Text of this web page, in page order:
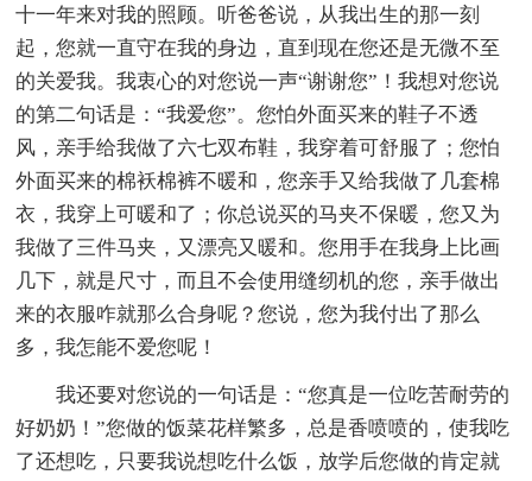
十一年来对我的照顾。听爸爸说，从我出生的那一刻
起，您就一直守在我的身边，直到现在您还是无微不至
的关爱我。我衷心的对您说一声“谢谢您”！我想对您说
的第二句话是：“我爱您”。您怕外面买来的鞋子不透
风，亲手给我做了六七双布鞋，我穿着可舒服了；您怕
外面买来的棉袄棉裤不暖和，您亲手又给我做了几套棉
衣，我穿上可暖和了；你总说买的马夹不保暖，您又为
我做了三件马夹，又漂亮又暖和。您用手在我身上比画
几下，就是尺寸，而且不会使用缝纫机的您，亲手做出
来的衣服咋就那么合身呢？您说，您为我付出了那么
多，我怎能不爱您呢！
我还要对您说的一句话是：“您真是一位吃苦耐劳的
好奶奶！”您做的饭菜花样繁多，总是香喷喷的，使我吃
了还想吃，只要我说想吃什么饭，放学后您做的肯定就